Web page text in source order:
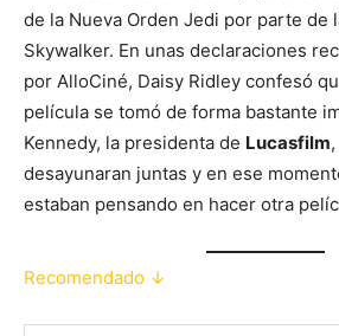
de la Nueva Orden Jedi por parte de
Skywalker. En unas declaraciones
por AlloCiné, Daisy Ridley confesó
película se tomó de forma bastante
Kennedy, la presidenta de Lucasfilm
desayunaran juntas y en ese
estaban pensando en hacer otra
Recomendado ↓